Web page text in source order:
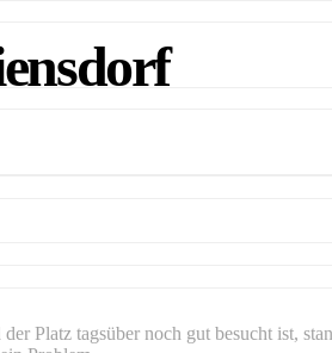
Platz tagsüber noch gut besucht ist,